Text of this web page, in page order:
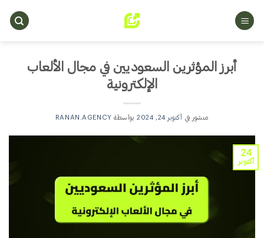
للمحتوى
أبرز المؤثرين السعوديين في مجال الألعاب
الإلكترونية
منشور في أكتوبر 24, 2024 بواسطة RANAN.AGENCY
24
أكتوبر